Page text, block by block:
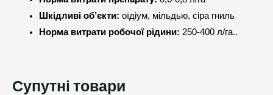
Шкідливі об’єкти: оїдіум, мільдью, сіра гниль
Норма витрати робочої рідини: 250-400 л/га..
Супутні товари